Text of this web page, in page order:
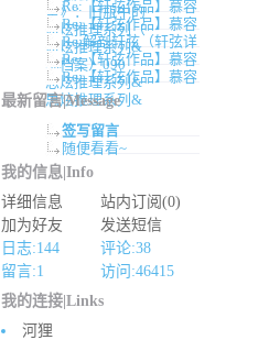
室》：旧瓶中的
Re:【轩弦作品】慕容
思炫推理系列（
Re:【轩弦作品】慕容
思炫推理系列&
Re:解剖轩弦（轩弦详
细档案）090
Re:【轩弦作品】慕容
思炫推理系列&
Re:【轩弦作品】慕容
思炫推理系列&
最新留言|Message
签写留言
随便看看~
我的信息|Info
详细信息
站内订阅(0)
加为好友
发送短信
日志:144
评论:38
留言:1
访问:46415
我的连接|Links
河狸